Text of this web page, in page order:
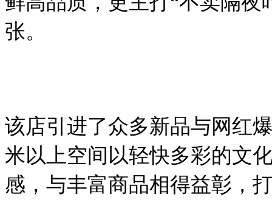
张。
该店引进了众多新品与网红
米以上空间以轻快多彩的文
感，与丰富商品相得益彰，